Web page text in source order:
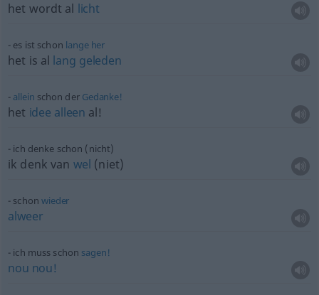
het wordt al licht
es ist schon lange her
het is al lang geleden
allein schon der Gedanke!
het idee alleen al!
ich denke schon (nicht)
ik denk van wel (niet)
schonwieder
alweer
ich muss schon sagen!
nou nou!